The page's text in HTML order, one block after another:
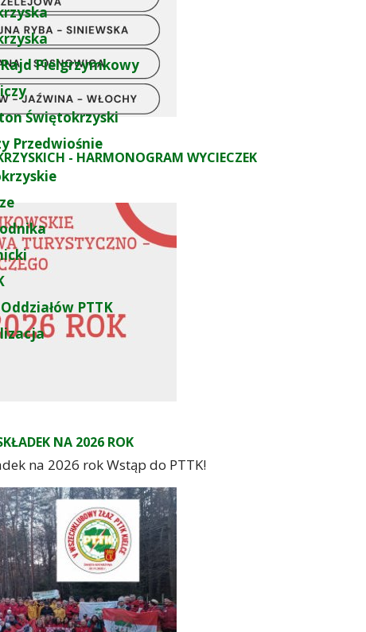
Pielgrzymkowy
Świętokrzyski
Przedwiośnie
PTTK
- HARMONOGRAM WYCIECZEK
NA 2026 ROK
na 2026 rok Wstąp do PTTK!